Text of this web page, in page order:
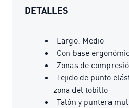
DETALLES
Largo: Medio
Con base
Zonas de
Tejido de punto
zona del tobillo
Talón y puntera